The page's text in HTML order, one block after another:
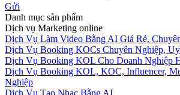
Gửi
Danh mục sản phẩm
Dịch vụ Marketing online
Dịch Vụ Làm Video Bằng AI Giá Rẻ,
Dịch Vụ Booking KOCs Chuyên Nghiệp,
Dịch Vụ Booking KOL Cho Doanh Nghiệp
Dịch Vụ Booking KOL, KOC, Influencer,
Nghiệp
Dịch Vụ Tạo Nhạc Bằng AI